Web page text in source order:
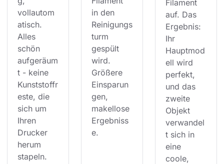
vollautom
atisch.
Alles
schön
aufgeräum
t - keine
Kunststoffr
este, die
sich um
Ihren
Drucker
herum
stapeln.
in den
Reinigungs
turm
gespült
wird.
Größere
Einsparun
gen,
makellose
Ergebniss
e.
Filament
auf. Das
Ergebnis:
Ihr
Hauptmod
ell wird
perfekt,
und das
zweite
Objekt
verwandel
t sich in
eine
coole,